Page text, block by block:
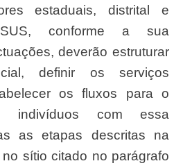
conforme a sua
deverão estruturar
definir os serviços
os fluxos para o
indivíduos com essa
as etapas descritas na
sítio citado no parágrafo